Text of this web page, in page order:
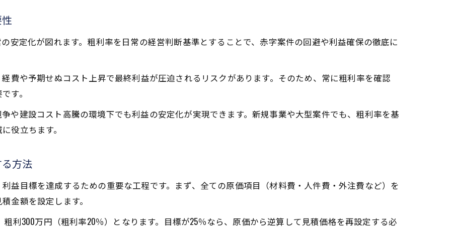
IT活用が鍵の工務店粗利管理術とは
クラウド活用で工務店粗利をリアルタイム把握
安定化が図れます。粗利率を日常の経営判断基準とすることで、赤字案件の回避や利益確保の徹底に
費や予期せぬコスト上昇で最終利益が圧迫されるリスクがあります。そのため、常に粗利率を確認
す。
や建設コスト高騰の環境下でも利益の安定化が実現できます。新規事業や大型案件でも、粗利率を基
役立ちます。
方法
益目標を達成するための重要な工程です。まず、全ての原価項目（材料費・人件費・外注費など）を
金額を設定します。
粗利300万円（粗利率20％）となります。目標が25％なら、原価から逆算して見積価格を再設定する必